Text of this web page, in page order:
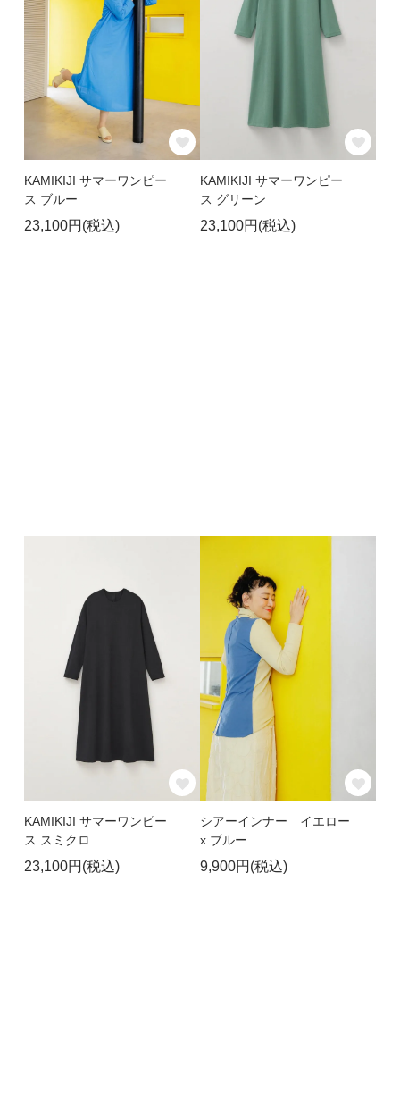
KAMIKIJI サマーワンピー
ス ブルー
23,100円(税込)
KAMIKIJI サマーワンピー
ス グリーン
23,100円(税込)
KAMIKIJI サマーワンピー
ス スミクロ
23,100円(税込)
シアーインナー イエロー
x ブルー
9,900円(税込)